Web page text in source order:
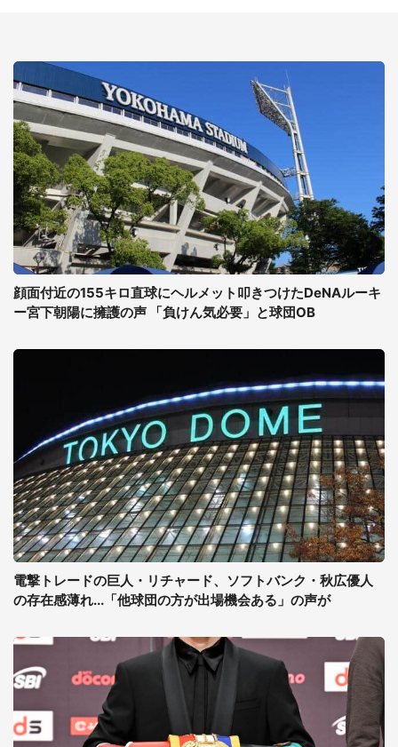
顔面付近の155キロ直球にヘルメット叩きつけたDeNAルーキ
ー宮下朝陽に擁護の声 「負けん気必要」と球団OB
電撃トレードの巨人・リチャード、ソフトバンク・秋広優人
の存在感薄れ...「他球団の方が出場機会ある」の声が